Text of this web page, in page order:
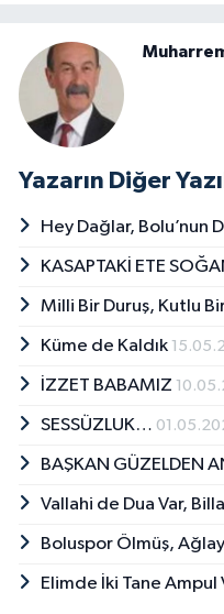
Yazarın Diğer
Hey Dağlar, Bolu’nun
KASAPTAKİ ETE
Milli Bir Duruş, Kutlu
Küme de Kaldık
İZZET BABAMIZ
SESSÜZLUK…
BAŞKAN GÜZELDEN
Vallahi de Dua Var,
Boluspor Ölmüş,
Elimde İki Tane Ampul